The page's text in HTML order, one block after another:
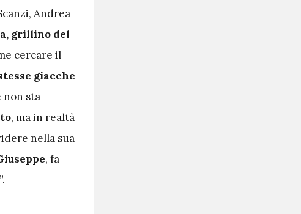
Andrea
grillino del
cercare il
giacche
non sta
, ma in realtà
nella sua
, fa